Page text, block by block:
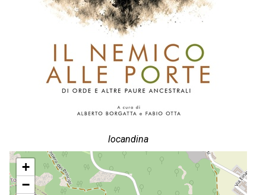
locandina
+
−